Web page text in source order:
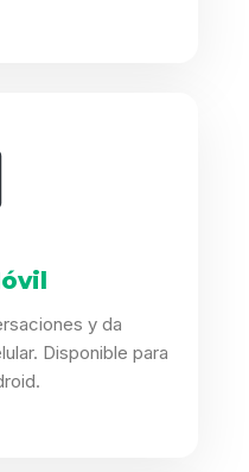
y da
Disponible para